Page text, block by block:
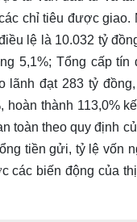
chỉ tiêu được
lệ là 10.032 tỷ
5,1%; Tổng cấp tín
đạt 283 tỷ
thành 113,0%
toàn theo quy định
tiền gửi, tỷ lệ vốn
các biến động của